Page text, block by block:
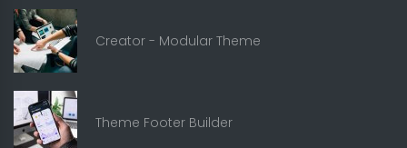
Creator - Modular Theme
Theme Footer Builder